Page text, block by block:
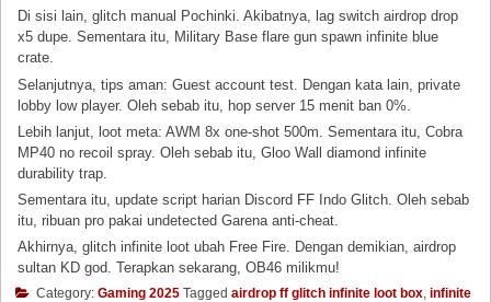
Di sisi lain, glitch manual Pochinki. Akibatnya, lag switch airdrop drop
x5 dupe. Sementara itu, Military Base flare gun spawn infinite blue
crate.
Selanjutnya, tips aman: Guest account test. Dengan kata lain, private
lobby low player. Oleh sebab itu, hop server 15 menit ban 0%.
Lebih lanjut, loot meta: AWM 8x one-shot 500m. Sementara itu, Cobra
MP40 no recoil spray. Oleh sebab itu, Gloo Wall diamond infinite
durability trap.
Sementara itu, update script harian Discord FF Indo Glitch. Oleh sebab
itu, ribuan pro pakai undetected Garena anti-cheat.
Akhirnya, glitch infinite loot ubah Free Fire. Dengan demikian, airdrop
sultan KD god. Terapkan sekarang, OB46 milikmu!
Category: Gaming 2025 Tagged airdrop ff glitch infinite loot box, infinite